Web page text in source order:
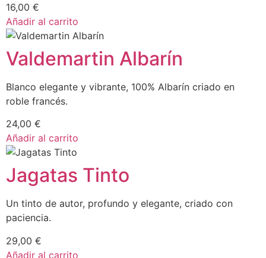
16,00 €
Añadir al carrito
Valdemartin Albarín
Blanco elegante y vibrante, 100% Albarín criado en
roble francés.
24,00 €
Añadir al carrito
Jagatas Tinto
Un tinto de autor, profundo y elegante, criado con
paciencia.
29,00 €
Añadir al carrito